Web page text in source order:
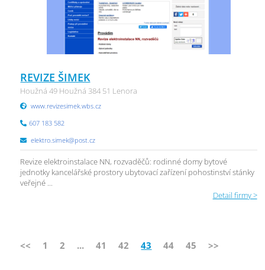
REVIZE ŠIMEK
Houžná 49 Houžná 384 51 Lenora
www.revizesimek.wbs.cz
607 183 582
elektro.simek@post.cz
Revize elektroinstalace NN, rozvaděčů: rodinné domy bytové
jednotky kancelářské prostory ubytovací zařízení pohostinství stánky
veřejné ...
Detail firmy >
<< 1 2 ... 41 42 43 44 45 >>